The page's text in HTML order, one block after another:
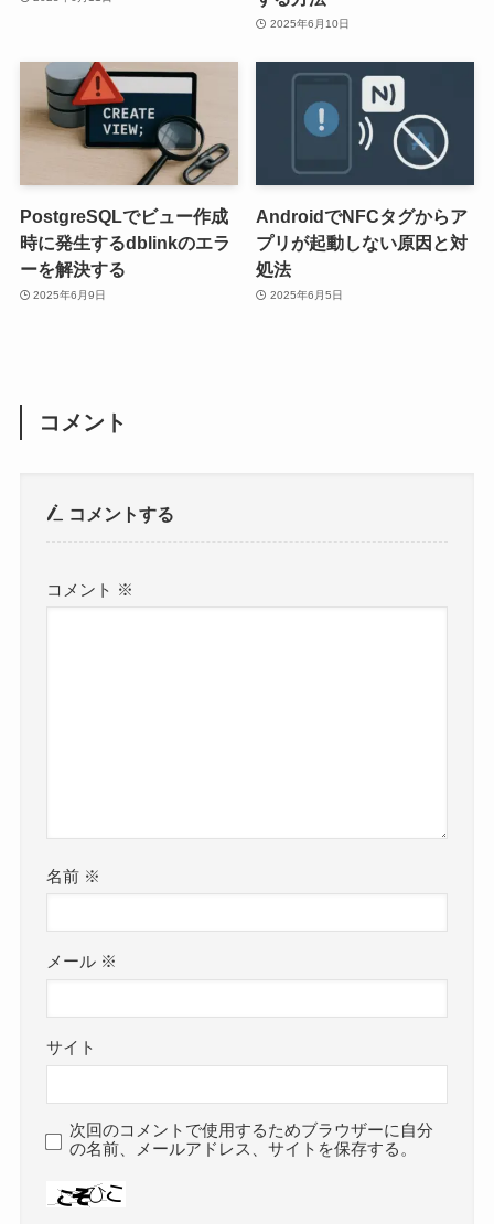
2025年6月10日
PostgreSQLでビュー作成
時に発生するdblinkのエラ
ーを解決する
2025年6月9日
AndroidでNFCタグからア
プリが起動しない原因と対
処法
2025年6月5日
コメント
コメントする
コメント ※
名前 ※
メール ※
サイト
次回のコメントで使用するためブラウザーに自分
の名前、メールアドレス、サイトを保存する。